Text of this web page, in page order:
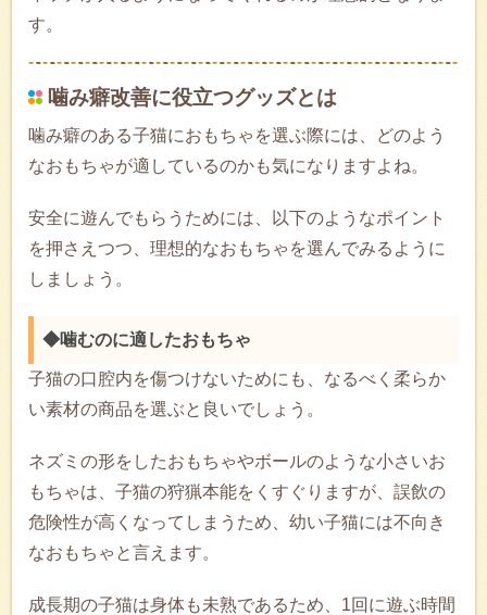
す。
噛み癖改善に役立つグッズとは
噛み癖のある子猫におもちゃを選ぶ際には、どのよう
なおもちゃが適しているのかも気になりますよね。
安全に遊んでもらうためには、以下のようなポイント
を押さえつつ、理想的なおもちゃを選んでみるように
しましょう。
◆噛むのに適したおもちゃ
子猫の口腔内を傷つけないためにも、なるべく柔らか
い素材の商品を選ぶと良いでしょう。
ネズミの形をしたおもちゃやボールのような小さいお
もちゃは、子猫の狩猟本能をくすぐりますが、誤飲の
危険性が高くなってしまうため、幼い子猫には不向き
なおもちゃと言えます。
成長期の子猫は身体も未熟であるため、1回に遊ぶ時間